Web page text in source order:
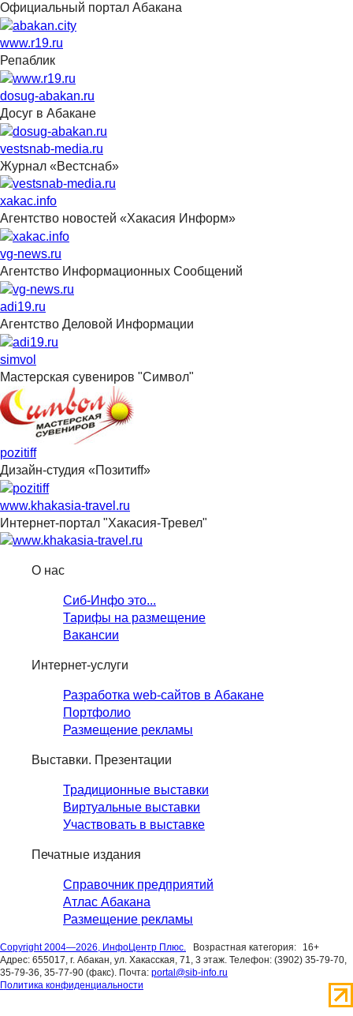
Официальный портал Абакана
www.r19.ru
Репаблик
dosug-abakan.ru
Досуг в Абакане
vestsnab-media.ru
Журнал «Вестснаб»
xakac.info
Агентство новостей «Хакасия Информ»
vg-news.ru
Агентство Информационных Сообщений
adi19.ru
Агентство Деловой Информации
simvol
Мастерская сувениров "Символ"
pozitiff
Дизайн-студия «Позитиff»
www.khakasia-travel.ru
Интернет-портал "Хакасия-Тревел"
О нас
Сиб-Инфо это...
Тарифы на размещение
Вакансии
Интернет-услуги
Разработка web-сайтов в Абакане
Портфолио
Размещение рекламы
Выставки. Презентации
Традиционные выставки
Виртуальные выставки
Участвовать в выставке
Печатные издания
Справочник предприятий
Атлас Абакана
Размещение рекламы
Copyright 2004—2026, ИнфоЦентр Плюс. Возрастная категория:
16+
Адрес: 655017, г. Абакан, ул. Хакасская, 71, 3 этаж. Телефон: (3902) 35-79-70,
35-79-36, 35-77-90 (факс). Почта: portal@sib-info.ru
Политика конфиденциальности